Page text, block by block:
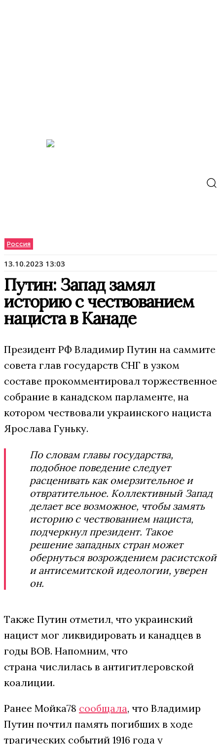
Россия
13.10.2023 13:03
Путин: Запад замял
историю с чествованием
нациста в Канаде
Президент РФ Владимир Путин на саммите
совета глав государств СНГ в узком
составе прокомментировал торжественное
собрание в канадском парламенте, на
котором чествовали украинского нациста
Ярослава Гуньку.
По словам главы государства,
подобное поведение следует
расценивать как омерзительное и
отвратительное. Коллективный Запад
делает все возможное, чтобы замять
историю с чествованием нациста,
подчеркнул президент. Такое
решение западных стран может
обернуться возрождением расистской
и антисемитской идеологии, уверен
он.
Также Путин отметил, что украинский
нацист мог ликвидировать и канадцев в
годы ВОВ. Напомним, что
страна числилась в антигитлеровской
коалиции.
Ранее Мойка78 сообщала, что Владимир
Путин почтил память погибших в ходе
трагических событий 1916 года у